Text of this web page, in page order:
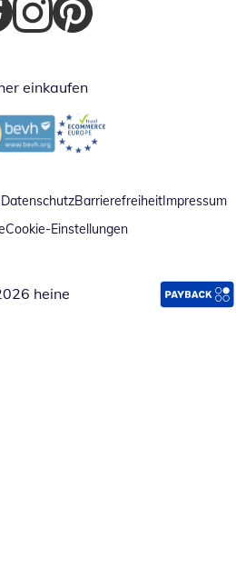
in neuem Fenster
Öffnet in neuem Fenster
Öffnet in neuem Fenster
einkaufen
in neuem FensterÖffnet in neuem Fenster
DatenschutzBarrierefreiheitImpressum
Cookie-Einstellungen
heine